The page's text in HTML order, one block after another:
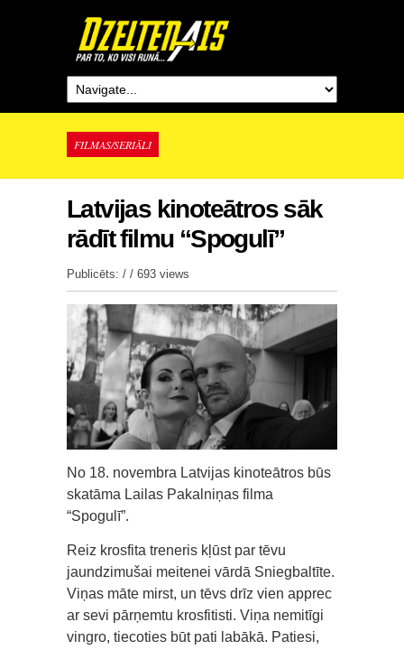
FILMAS/SERIĀLI
Latvijas kinoteātros sāk
rādīt filmu “Spogulī”
Publicēts: / / 693 views
No 18. novembra Latvijas kinoteātros būs
skatāma Lailas Pakalniņas filma
“Spogulī”.
Reiz krosfita treneris kļūst par tēvu
jaundzimušai meitenei vārdā Sniegbaltīte.
Viņas māte mirst, un tēvs drīz vien apprec
ar sevi pārņemtu krosfitisti. Viņa nemitīgi
vingro, tiecoties būt pati labākā. Patiesi,